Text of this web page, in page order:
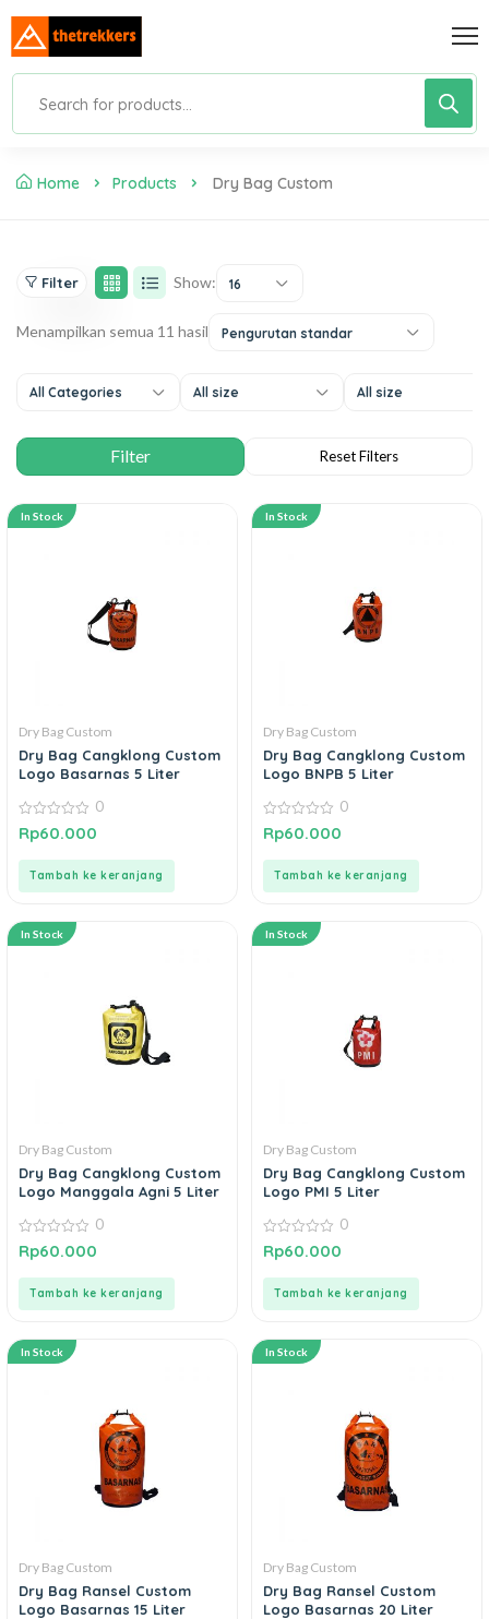
Home Products Dry Bag Custom
Filter Show: 16
Menampilkan semua 11 hasil Pengurutan standar
All Categories All size All size
In Stock
Dry Bag Custom
Dry Bag Cangklong Custom
Logo Basarnas 5 Liter
0
out
0
Rp60.000
Tambah ke keranjang
In Stock
Dry Bag Custom
Dry Bag Cangklong Custom
Logo BNPB 5 Liter
0
out
0
Rp60.000
Tambah ke keranjang
In Stock
Dry Bag Custom
Dry Bag Cangklong Custom
Logo Manggala Agni 5 Liter
0
out
0
Rp60.000
Tambah ke keranjang
In Stock
Dry Bag Custom
Dry Bag Cangklong Custom
Logo PMI 5 Liter
0
out
0
Rp60.000
Tambah ke keranjang
In Stock
Dry Bag Custom
Dry Bag Ransel Custom
Logo Basarnas 15 Liter
In Stock
Dry Bag Custom
Dry Bag Ransel Custom
Logo Basarnas 20 Liter